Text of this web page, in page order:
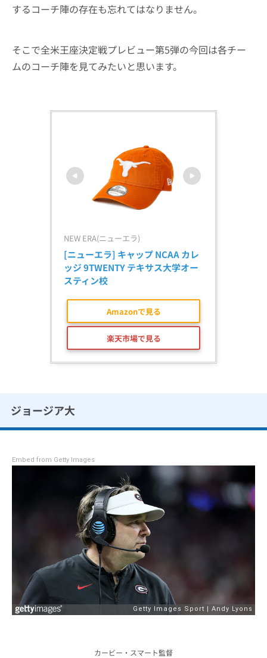
するコーチ陣の存在も忘れてはなりません。
そこで全米王座決定戦プレビュー第5弾の今回は各チー
ムのコーチ陣を見てみたいと思います。
NEW ERA(ニューエラ)
[ニューエラ] キャップ NCAA カレ
ッジ 9TWENTY テキサス大学オー
スティン校
Amazonで見る
楽天市場で見る
ジョージア大
Embed from Getty Images
カービー・スマート監督